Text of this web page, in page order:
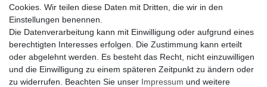
Zahlung und Versand
Widerrufsrecht
Widerrufsformular
Datenschutzerklärung
AGB
Cookies. Wir teilen diese Daten mit Dritten, die wir in den
Einstellungen benennen.
Die Datenverarbeitung kann mit Einwilligung oder aufgrund eines
berechtigten Interesses erfolgen. Die Zustimmung kann erteilt
oder abgelehnt werden. Es besteht das Recht, nicht einzuwilligen
und die Einwilligung zu einem späteren Zeitpunkt zu ändern oder
zu widerrufen. Beachten Sie unser Impressum und weitere